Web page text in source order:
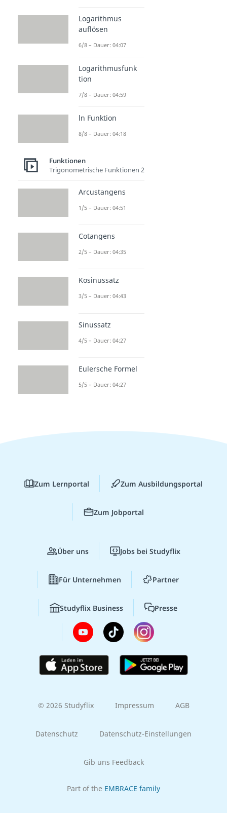
Logarithmus
auflösen
6/8 – Dauer: 04:07
Logarithmusfunk
tion
7/8 – Dauer: 04:59
ln Funktion
8/8 – Dauer: 04:18
Funktionen
Trigonometrische Funktionen 2
Arcustangens
1/5 – Dauer: 04:51
Cotangens
2/5 – Dauer: 04:35
Kosinussatz
3/5 – Dauer: 04:43
Sinussatz
4/5 – Dauer: 04:27
Eulersche Formel
5/5 – Dauer: 04:27
Zum Lernportal Zum Ausbildungsportal
Zum Jobportal
Über uns Jobs bei Studyflix
Für Unternehmen Partner
Studyflix Business Presse
© 2026 Studyflix Impressum AGB
Datenschutz Datenschutz-Einstellungen
Gib uns Feedback
Part of the EMBRACE family